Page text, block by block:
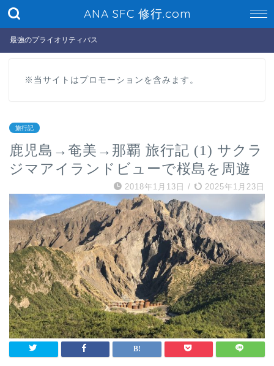
ANA SFC 修行.com
最強のプライオリティパス
※当サイトはプロモーションを含みます。
旅行記
鹿児島→奄美→那覇 旅行記 (1) サクラ
ジマアイランドビューで桜島を周遊
2018年1月13日 / 2025年1月23日